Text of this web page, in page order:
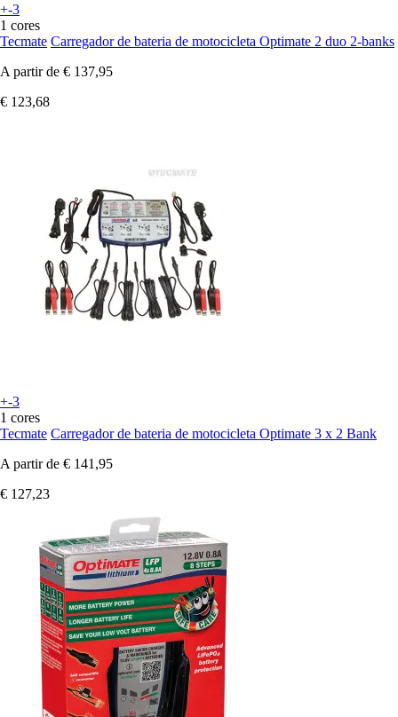
+-3
1 cores
Tecmate Carregador de bateria de motocicleta Optimate 2 duo 2-banks
A partir de € 137,95
€ 123,68
+-3
1 cores
Tecmate Carregador de bateria de motocicleta Optimate 3 x 2 Bank
A partir de € 141,95
€ 127,23